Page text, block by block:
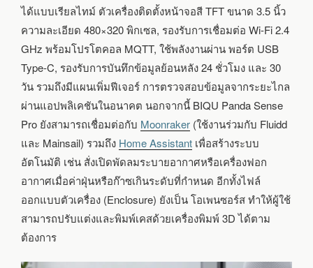
ได้แบบเรียลไทม์ ตัวเครื่องติดตั้งหน้าจอสี TFT ขนาด 3.5 นิ้ว
ความละเอียด 480×320 พิกเซล, รองรับการเชื่อมต่อ Wi-Fi 2.4
GHz พร้อมโปรโตคอล MQTT, ใช้พลังงานผ่าน พอร์ต USB
Type-C, รองรับการบันทึกข้อมูลย้อนหลัง 24 ชั่วโมง และ 30
วัน รวมถึงมีแผนเพิ่มฟีเจอร์ การตรวจสอบข้อมูลจากระยะไกล
ผ่านแอปพลิเคชันในอนาคต นอกจากนี้ BIQU Panda Sense
Pro ยังสามารถเชื่อมต่อกับ Moonraker (ใช้งานร่วมกับ Fluidd
และ Mainsail) รวมถึง Home Assistant เพื่อสร้างระบบ
อัตโนมัติ เช่น สั่งเปิดพัดลมระบายอากาศหรือเครื่องฟอก
อากาศเมื่อค่าฝุ่นหรือก๊าซเกินระดับที่กำหนด อีกทั้งไฟล์
ออกแบบตัวเครื่อง (Enclosure) ยังเป็น โอเพนซอร์ส ทำให้ผู้ใช้
สามารถปรับแต่งและพิมพ์เคสด้วยเครื่องพิมพ์ 3D ได้ตาม
ต้องการ